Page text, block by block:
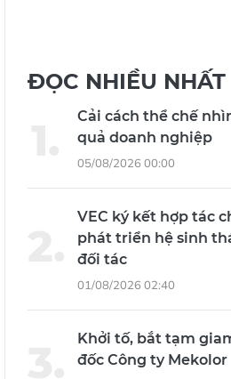
ĐỌC NHIỀU NHẤT
Cải cách thể chế
quả doanh nghiệp
05/08/2026 00:00
VEC ký kết hợp tác
phát triển hệ sinh
đối tác
01/08/2026 02:40
Khởi tố, bắt tạm
đốc Công ty Mekolor